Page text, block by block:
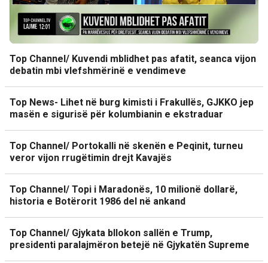
Top Channel/ Kuvendi mblidhet pas afatit, seanca vijon
debatin mbi vlefshmërinë e vendimeve
Top News- Lihet në burg kimisti i Frakullës, GJKKO jep
masën e sigurisë për kolumbianin e ekstraduar
Top Channel/ Portokalli në skenën e Peqinit, turneu
veror vijon rrugëtimin drejt Kavajës
Top Channel/ Topi i Maradonës, 10 milionë dollarë,
historia e Botërorit 1986 del në ankand
Top Channel/ Gjykata bllokon sallën e Trump,
presidenti paralajmëron betejë në Gjykatën Supreme